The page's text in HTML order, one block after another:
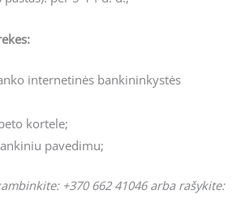
internetinės bankininkystės
kortele;
pavedimu;
+370 662 41046 arba rašykite: